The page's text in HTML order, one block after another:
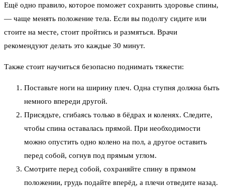
Ещё одно правило, которое поможет сохранить здоровье спины,
— чаще менять положение тела. Если вы подолгу сидите или
стоите на месте, стоит пройтись и размяться. Врачи
рекомендуют делать это каждые 30 минут.
Также стоит научиться безопасно поднимать тяжести:
Поставьте ноги на ширину плеч. Одна ступня должна быть
немного впереди другой.
Присядьте, сгибаясь только в бёдрах и коленях. Следите,
чтобы спина оставалась прямой. При необходимости
можно опустить одно колено на пол, а другое оставить
перед собой, согнув под прямым углом.
Смотрите перед собой, сохраняйте спину в прямом
положении, грудь подайте вперёд, а плечи отведите назад.